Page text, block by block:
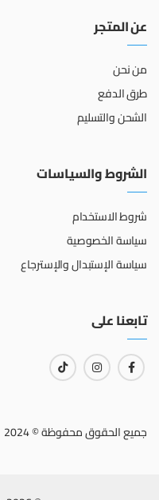
عن المتجر
من نحن
طرق الدفع
الشحن والتسليم
الشروط والسياسات
شروط الاستخدام
سياسة الخصوصية
سياسة الإستبدال والإسترجاع
تابعنا على
جميع الحقوق محفوظة © 2024